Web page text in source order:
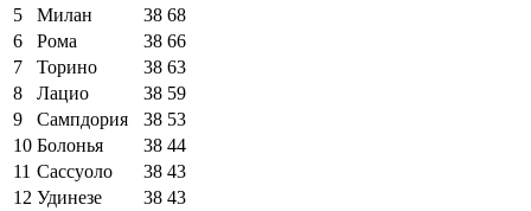
5
Милан 38 68
6
Рома 38 66
7
Торино 38 63
8
Лацио 38 59
9
Сампдория 38 53
10 Болонья 38 44
11 Сассуоло 38 43
12 Удинезе 38 43